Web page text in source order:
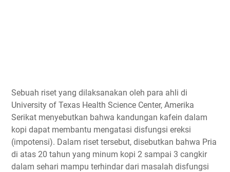
Sebuah riset yang dilaksanakan oleh para ahli di
University of Texas Health Science Center, Amerika
Serikat menyebutkan bahwa kandungan kafein dalam
kopi dapat membantu mengatasi disfungsi ereksi
(impotensi). Dalam riset tersebut, disebutkan bahwa Pria
di atas 20 tahun yang minum kopi 2 sampai 3 cangkir
dalam sehari mampu terhindar dari masalah disfungsi